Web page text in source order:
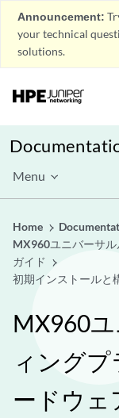
Announcement:
your technical
solutions.
Menu
Home
MX960ユニバーサ
ガイド
初期インストールと
MX960
ィング
ードウェ